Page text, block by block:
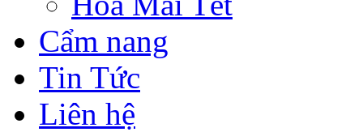
Cẩm nang
Tin Tức
Liên hệ